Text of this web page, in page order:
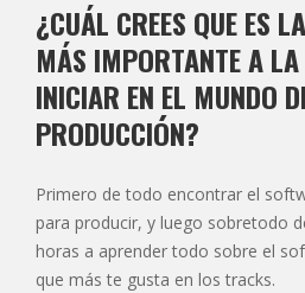
¿CUÁL CREES QUE ES
MÁS IMPORTANTE A
INICIAR EN EL MUNDO
PRODUCCIÓN?
Primero de todo encontrar el
para producir, y luego sobretodo
horas a aprender todo sobre el
que más te gusta en los tracks.